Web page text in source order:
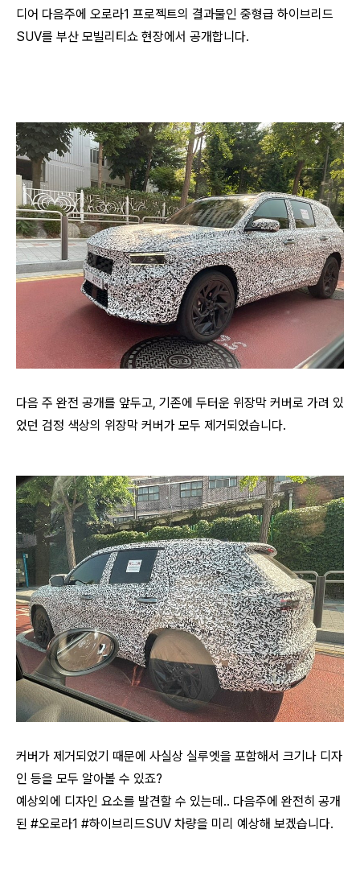
디어 다음주에 오로라1 프로젝트의 결과물인 중형급 하이브리드
SUV를 부산 모빌리티쇼 현장에서 공개합니다.
다음 주 완전 공개를 앞두고, 기존에 두터운 위장막 커버로 가려 있
었던 검정 색상의 위장막 커버가 모두 제거되었습니다.
커버가 제거되었기 때문에 사실상 실루엣을 포함해서 크기나 디자
인 등을 모두 알아볼 수 있죠?
예상외에 디자인 요소를 발견할 수 있는데.. 다음주에 완전히 공개
된 #오로라1 #하이브리드SUV 차량을 미리 예상해 보겠습니다.